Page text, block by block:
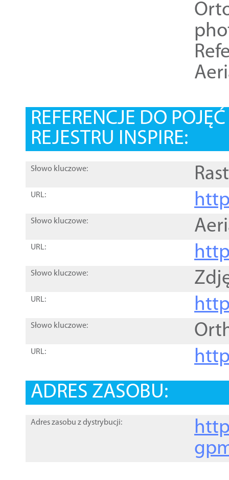
REFERENCJE DO
REJESTRU INSPIRE:
Słowo kluczowe:
URL:
Słowo kluczowe:
URL:
Słowo kluczowe:
URL:
Słowo kluczowe:
URL:
ADRES ZASOBU:
Adres zasobu z dystrybucji: